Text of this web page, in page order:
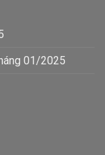
01/2025